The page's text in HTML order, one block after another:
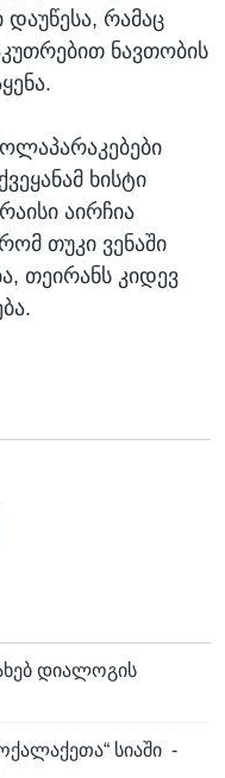
დაუწესა, რამაც
ნავთობის
ხისტი
აირჩია
თუკი ვენაში
თეირანს კიდევ
დიალოგის
სიაში -